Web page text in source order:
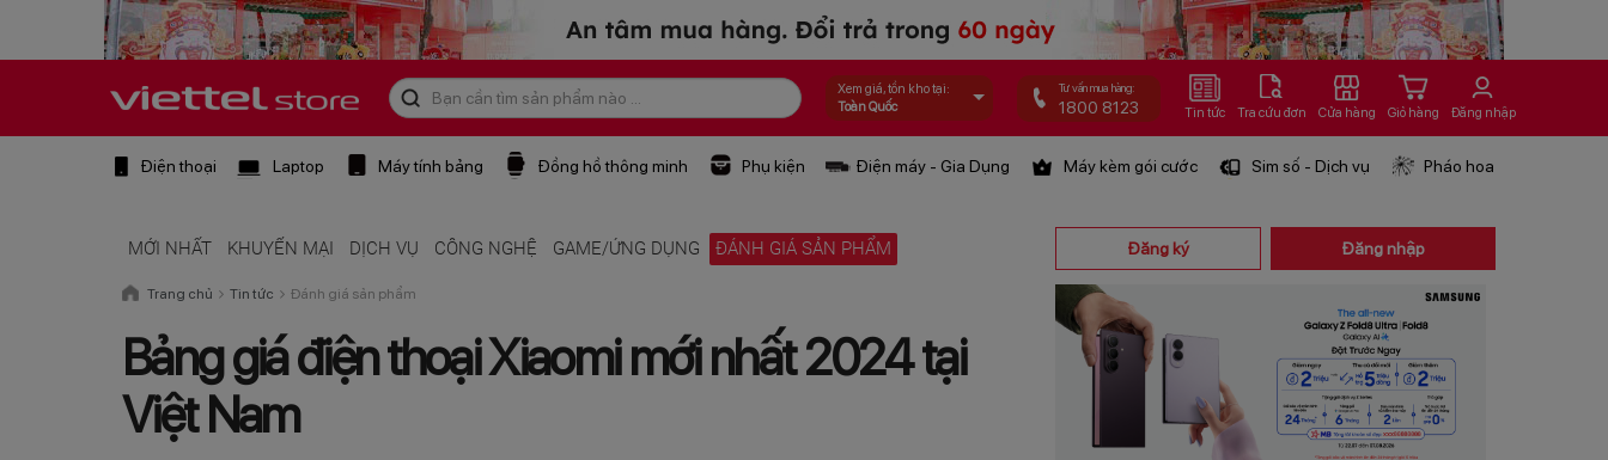
Xem giá, tồn kho tại:
Toàn Quốc
Tư vấn mua hàng:
1800 8123 Tin tức Tra cứu đơn Cửa hàng Giỏ hàng Đăng nhập
Điện thoại Laptop Máy tính bảng Đồng hồ thông minh Phụ kiện Điện máy - Gia Dụng Máy kèm gói cước Sim số - Dịch vụ Pháo hoa
MỚI NHẤT KHUYẾN MẠI DỊCH VỤ CÔNG NGHỆ GAME/ỨNG DỤNG ĐÁNH GIÁ SẢN PHẨM Đăng ký Đăng nhập
Trang chủ Tin tức Đánh giá sản phẩm
Bảng giá điện thoại Xiaomi mới nhất 2024 tại
Việt Nam